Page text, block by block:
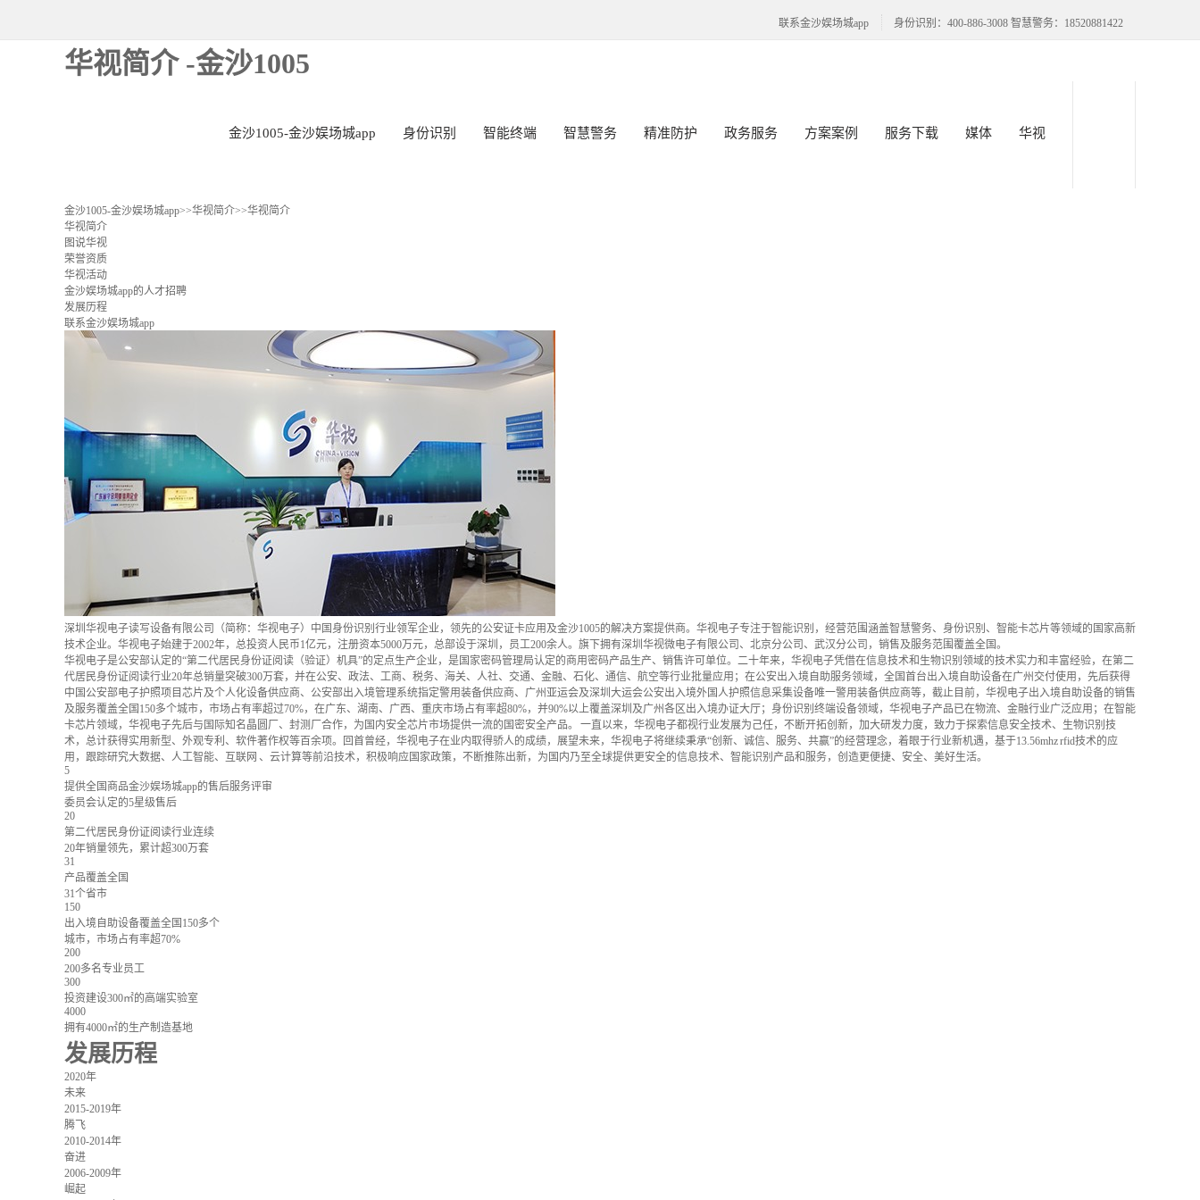
联系金沙娱场城app 身份识别：400-886-3008 智慧警务： 18520881422
华视简介 -金沙1005
金沙1005-金沙娱场城app 身份识别 智能终端 智慧警务 精准防护 政务服务 方案案例 服务下载 媒体 华视
金沙1005-金沙娱场城app>>华视简介>>华视简介
华视简介
图说华视
荣誉资质
华视活动
金沙娱场城app的人才招聘
发展历程
联系金沙娱场城app
深圳华视电子读写设备有限公司（简称：华视电子）中国身份识别行业领军企业，领先的公安证卡应用及金沙1005的解决方案提供商。华视电子专注于智能识别，经营范围涵盖智慧警务、身份识别、智能卡芯片等领域的国家高新
技术企业。华视电子始建于2002年，总投资人民币1亿元，注册资本5000万元，总部设于深圳，员工200余人。旗下拥有深圳华视微电子有限公司、北京分公司、武汉分公司，销售及服务范围覆盖全国。
华视电子是公安部认定的“第二代居民身份证阅读（验证）机具”的定点生产企业，是国家密码管理局认定的商用密码产品生产、销售许可单位。二十年来，华视电子凭借在信息技术和生物识别领域的技术实力和丰富经验，在第二
代居民身份证阅读行业20年总销量突破300万套，并在公安、政法、工商、税务、海关、人社、交通、金融、石化、通信、航空等行业批量应用；在公安出入境自助服务领域，全国首台出入境自助设备在广州交付使用，先后获得
中国公安部电子护照项目芯片及个人化设备供应商、公安部出入境管理系统指定警用装备供应商、广州亚运会及深圳大运会公安出入境外国人护照信息采集设备唯一警用装备供应商等，截止目前，华视电子出入境自助设备的销售
及服务覆盖全国150多个城市，市场占有率超过70%，在广东、湖南、广西、重庆市场占有率超80%，并90%以上覆盖深圳及广州各区出入境办证大厅；身份识别终端设备领域，华视电子产品已在物流、金融行业广泛应用；在智能
卡芯片领域，华视电子先后与国际知名晶圆厂、封测厂合作，为国内安全芯片市场提供一流的国密安全产品。 一直以来，华视电子都视行业发展为己任，不断开拓创新，加大研发力度，致力于探索信息安全技术、生物识别技
术，总计获得实用新型、外观专利、软件著作权等百余项。回首曾经，华视电子在业内取得骄人的成绩，展望未来，华视电子将继续秉承“创新、诚信、服务、共赢”的经营理念，着眼于行业新机遇，基于13.56mhz rfid技术的应
用，跟踪研究大数据、人工智能、互联网 、云计算等前沿技术，积极响应国家政策，不断推陈出新，为国内乃至全球提供更安全的信息技术、智能识别产品和服务，创造更便捷、安全、美好生活。
5
提供全国商品金沙娱场城app的售后服务评审
委员会认定的5星级售后
20
第二代居民身份证阅读行业连续
20年销量领先，累计超300万套
31
产品覆盖全国
31个省市
150
出入境自助设备覆盖全国150多个
城市，市场占有率超70%
200
200多名专业员工
300
投资建设300㎡的高端实验室
4000
拥有4000㎡的生产制造基地
发展历程
2020年
未来
2015-2019年
腾飞
2010-2014年
奋进
2006-2009年
崛起